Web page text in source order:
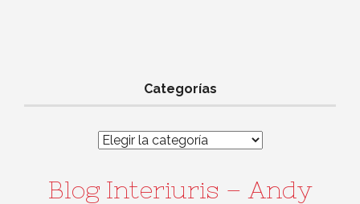
Categorías
Categorías
Blog Interiuris – Andy